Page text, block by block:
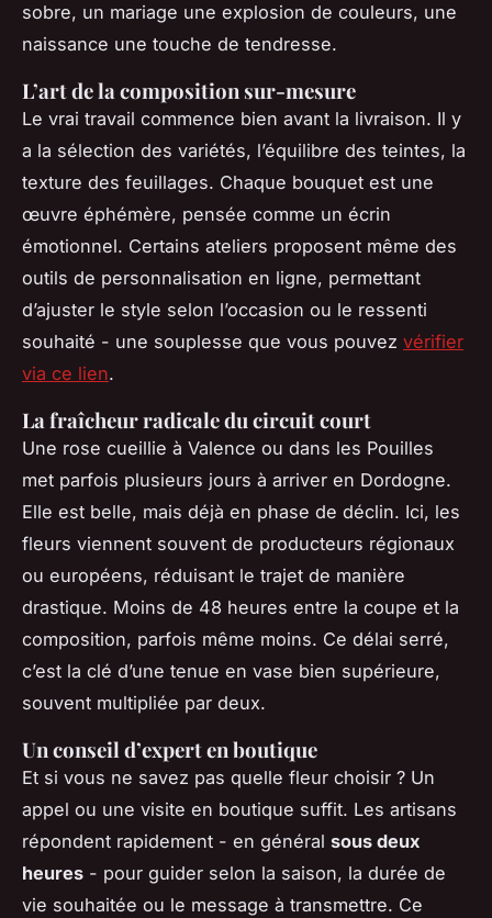
sobre, un mariage une explosion de couleurs, une
naissance une touche de tendresse.
L’art de la composition sur-mesure
Le vrai travail commence bien avant la livraison. Il y
a la sélection des variétés, l’équilibre des teintes, la
texture des feuillages. Chaque bouquet est une
œuvre éphémère, pensée comme un écrin
émotionnel. Certains ateliers proposent même des
outils de personnalisation en ligne, permettant
d’ajuster le style selon l’occasion ou le ressenti
souhaité - une souplesse que vous pouvez vérifier
via ce lien.
La fraîcheur radicale du circuit court
Une rose cueillie à Valence ou dans les Pouilles
met parfois plusieurs jours à arriver en Dordogne.
Elle est belle, mais déjà en phase de déclin. Ici, les
fleurs viennent souvent de producteurs régionaux
ou européens, réduisant le trajet de manière
drastique. Moins de 48 heures entre la coupe et la
composition, parfois même moins. Ce délai serré,
c’est la clé d’une tenue en vase bien supérieure,
souvent multipliée par deux.
Un conseil d’expert en boutique
Et si vous ne savez pas quelle fleur choisir ? Un
appel ou une visite en boutique suffit. Les artisans
répondent rapidement - en général sous deux
heures - pour guider selon la saison, la durée de
vie souhaitée ou le message à transmettre. Ce